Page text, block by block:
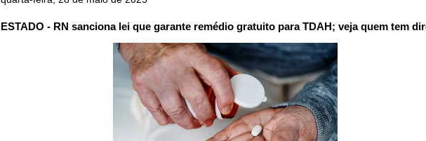
ESTADO - RN sanciona lei que garante remédio gratuito para TDAH; veja quem tem